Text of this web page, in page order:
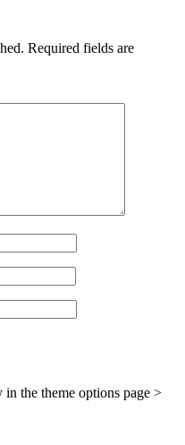
Required fields are
the theme options page >